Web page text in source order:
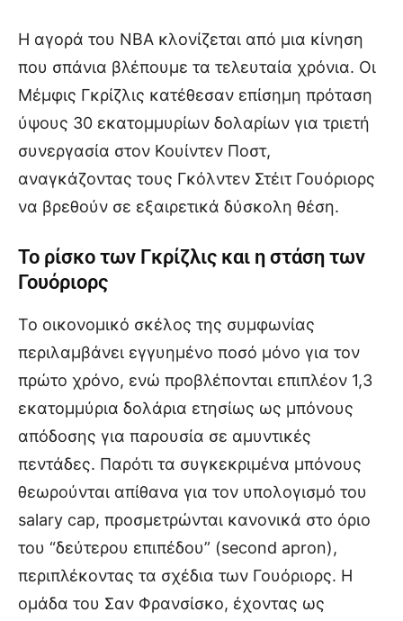
Η αγορά του NBA κλονίζεται από μια κίνηση
που σπάνια βλέπουμε τα τελευταία χρόνια. Οι
Μέμφις Γκρίζλις κατέθεσαν επίσημη πρόταση
ύψους 30 εκατομμυρίων δολαρίων για τριετή
συνεργασία στον Κουίντεν Ποστ,
αναγκάζοντας τους Γκόλντεν Στέιτ Γουόριορς
να βρεθούν σε εξαιρετικά δύσκολη θέση.
Το ρίσκο των Γκρίζλις και η στάση των
Γουόριορς
Το οικονομικό σκέλος της συμφωνίας
περιλαμβάνει εγγυημένο ποσό μόνο για τον
πρώτο χρόνο, ενώ προβλέπονται επιπλέον 1,3
εκατομμύρια δολάρια ετησίως ως μπόνους
απόδοσης για παρουσία σε αμυντικές
πεντάδες. Παρότι τα συγκεκριμένα μπόνους
θεωρούνται απίθανα για τον υπολογισμό του
salary cap, προσμετρώνται κανονικά στο όριο
του “δεύτερου επιπέδου” (second apron),
περιπλέκοντας τα σχέδια των Γουόριορς. Η
ομάδα του Σαν Φρανσίσκο, έχοντας ως